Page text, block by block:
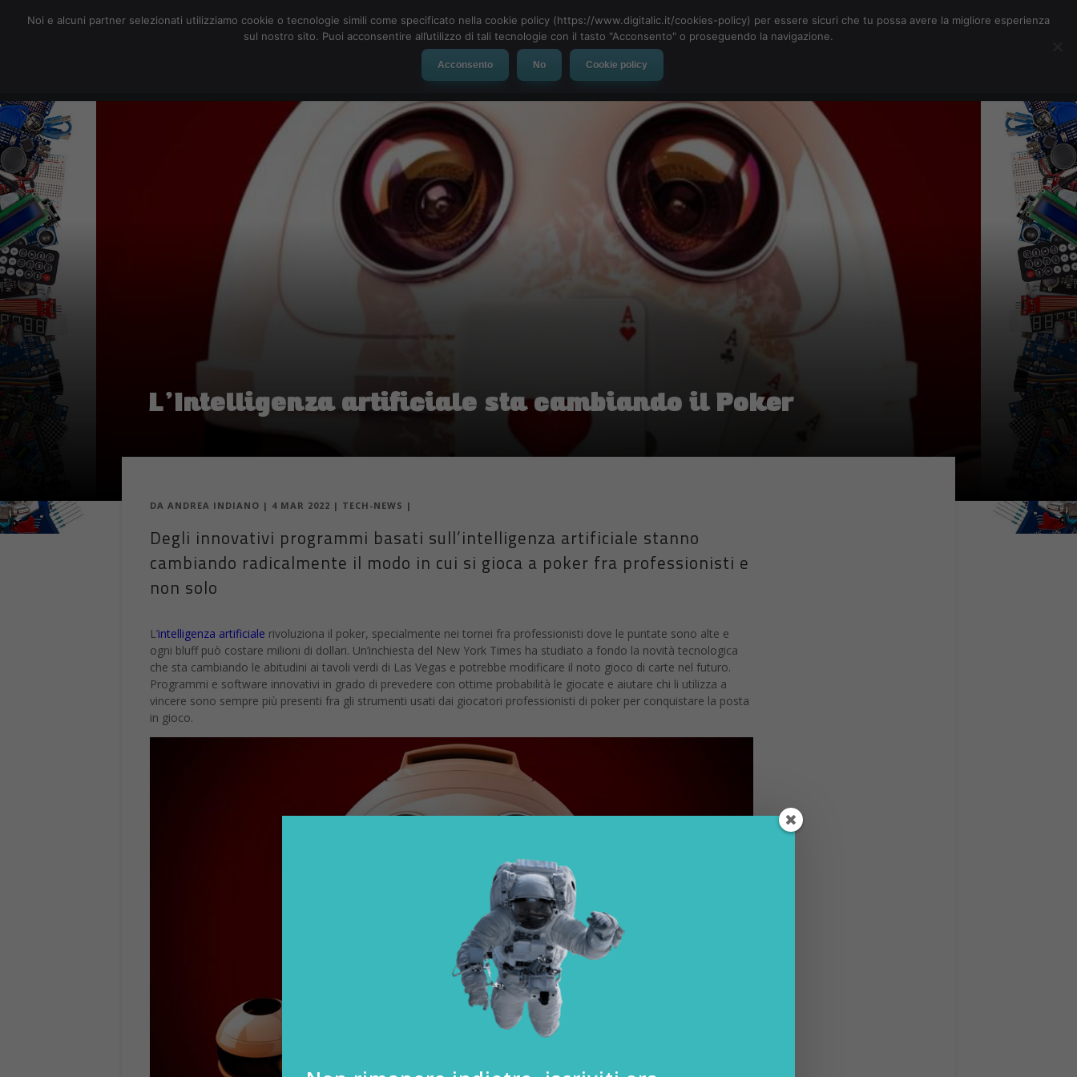
Social Network App Automotive Tech-News
L’Intelligenza artificiale sta cambiando il Poker
DA ANDREA INDIANO | 4 MAR 2022 | TECH-NEWS |
Degli innovativi programmi basati sull’intelligenza artificiale stanno
cambiando radicalmente il modo in cui si gioca a poker fra professionisti e
non solo
L’intelligenza artificiale rivoluziona il poker, specialmente nei tornei fra professionisti dove le puntate sono alte e
ogni bluff può costare milioni di dollari. Un’inchiesta del New York Times ha studiato a fondo la novità tecnologica
che sta cambiando le abitudini ai tavoli verdi di Las Vegas e potrebbe modificare il noto gioco di carte nel futuro.
Programmi e software innovativi in grado di prevedere con ottime probabilità le giocate e aiutare chi li utilizza a
vincere sono sempre più presenti fra gli strumenti usati dai giocatori professionisti di poker per conquistare la posta
in gioco.
Noi e alcuni partner selezionati utilizziamo cookie o tecnologie simili come specificato nella cookie policy (https://www.digitalic.it/cookies-policy) per essere sicuri che tu possa avere la migliore esperienza
sul nostro sito. Puoi acconsentire all’utilizzo di tali tecnologie con il tasto "Acconsento" o proseguendo la navigazione.
Acconsento No Cookie policy